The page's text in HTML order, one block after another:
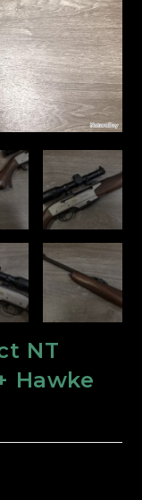
NT
Hawke